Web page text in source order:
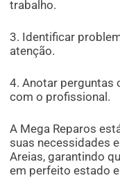
trabalho.
3. Identificar
atenção.
4. Anotar perguntas
com o profissional.
A Mega Reparos
suas necessidades
Areias, garantindo
em perfeito estado